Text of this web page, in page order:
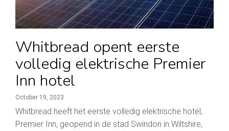
Whitbread opent eerste
volledig elektrische Premier
Inn hotel
October 19, 2023
Whitbread heeft het eerste volledig elektrische hotel,
Premier Inn, geopend in de stad Swindon in Wiltshire,